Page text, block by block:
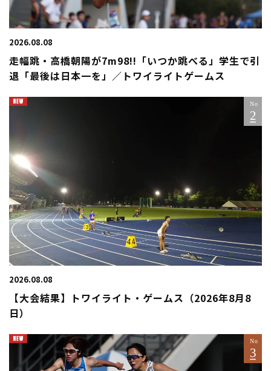
2026.08.08
走幅跳・高橋朝陽が7m98!!「いつか跳べる」学生で引
退「最後は日本一を」／トワイライトゲームス
2026.08.08
【大会結果】トワイライト・ゲームス（2026年8月8
日）